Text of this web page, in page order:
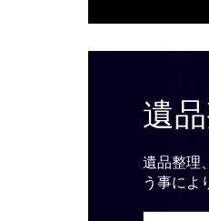
遺
遺品整理
う事によ